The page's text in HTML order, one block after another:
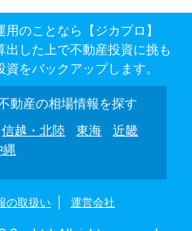
のことなら【ジカプロ】
出した上で不動産投資に挑も
をバックアップします。
動産の相場情報を探す
信越・北陸 東海
近畿
縄
の取扱い 運営会社